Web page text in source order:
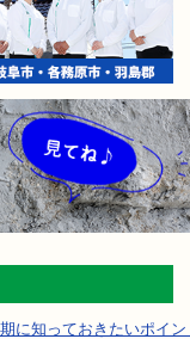
に知っておきたいポイン